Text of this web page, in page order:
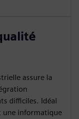
assure la
difficiles. Idéal
une informatique